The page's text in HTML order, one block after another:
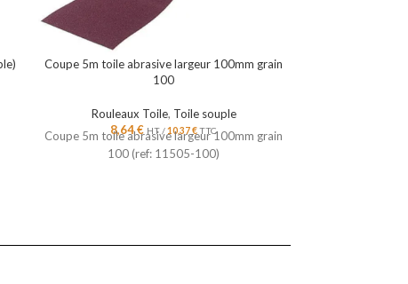
Coupe 5m toile abrasive largeur 100mm grain
100
Rouleaux Toile, Toile souple
8,64€ HT /10,37€TTC
Coupe 5m toile abrasive largeur 100mm grain
100 (ref: 11505-100)